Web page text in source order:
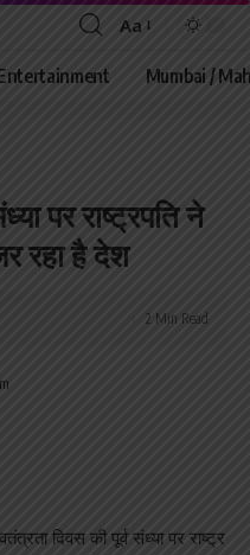
Font
Resizer
Aa
Mumbai /
पर राष्ट्रपति ने
रहा है देश
2 Min Read
दिवस की पूर्व संध्या पर राष्ट्र